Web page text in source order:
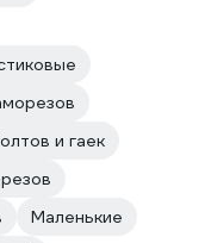
и гаек
Маленькие